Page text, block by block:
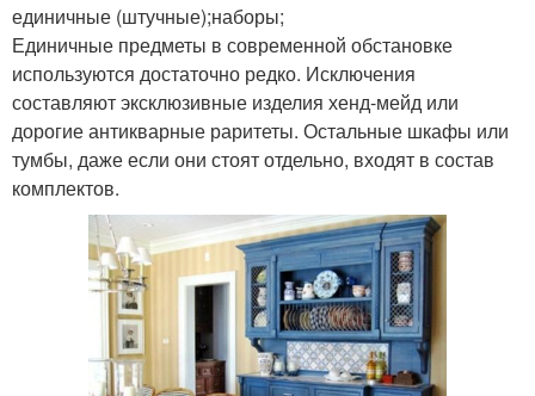
единичные (штучные);наборы;
Единичные предметы в современной обстановке
используются достаточно редко. Исключения
составляют эксклюзивные изделия хенд-мейд или
дорогие антикварные раритеты. Остальные шкафы или
тумбы, даже если они стоят отдельно, входят в состав
комплектов.